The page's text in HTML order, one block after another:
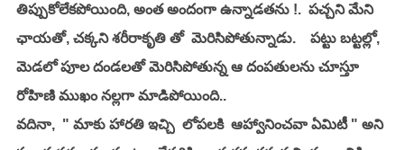
తిప్పుకోలేకపోయింది, అంత అందంగా ఉన్నాడతను !.  పచ్చని మేని
ఛాయతో, చక్కని శరీరాకృతి తో  మెరిసిపోతున్నాడు.    పట్టు బట్టల్లో,
మెడలో పూల దండలతో మెరిసిపోతున్న ఆ దంపతులను చూస్తూ
రోహిణి ముఖం నల్లగా మాడిపోయింది..
వదినా,  " మాకు హారతి ఇచ్చి  లోపలకి  ఆహ్వానించవా ఏమిటీ " అని